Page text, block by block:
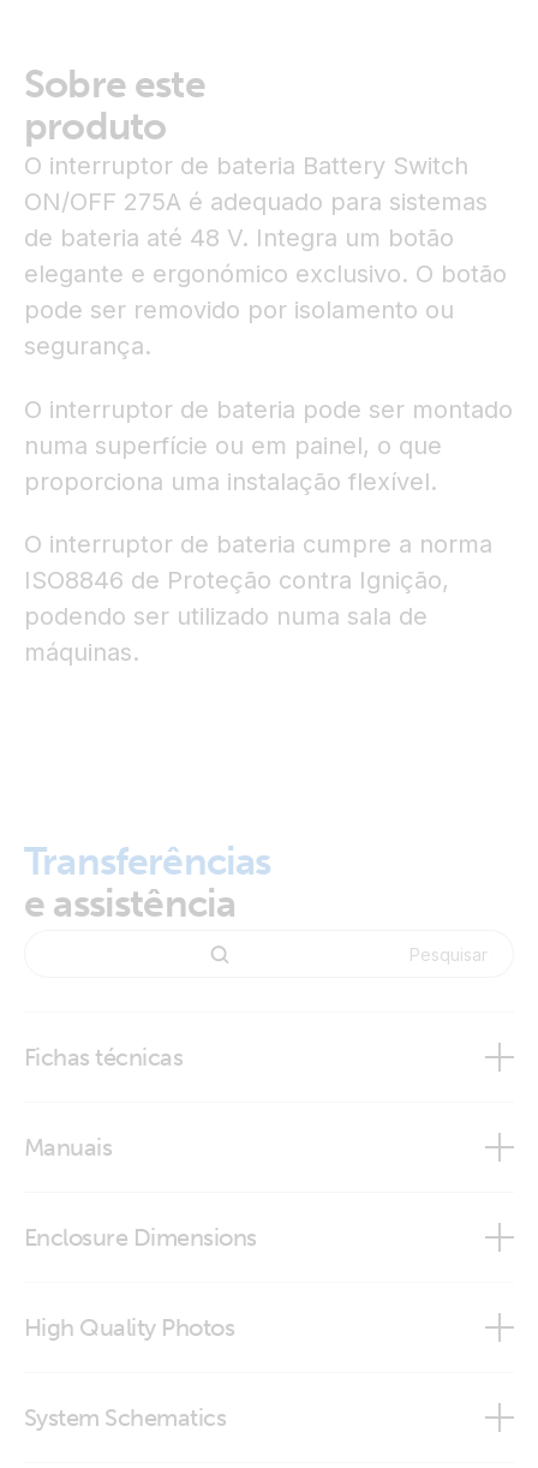
Sobre este
produto
O interruptor de bateria Battery Switch
ON/OFF 275A é adequado para sistemas
de bateria até 48 V. Integra um botão
elegante e ergonómico exclusivo. O botão
pode ser removido por isolamento ou
segurança.
O interruptor de bateria pode ser montado
numa superfície ou em painel, o que
proporciona uma instalação flexível.
O interruptor de bateria cumpre a norma
ISO8846 de Proteção contra Ignição,
podendo ser utilizado numa sala de
máquinas.
Transferências
e assistência
Fichas técnicas
Manuais
Enclosure Dimensions
High Quality Photos
System Schematics